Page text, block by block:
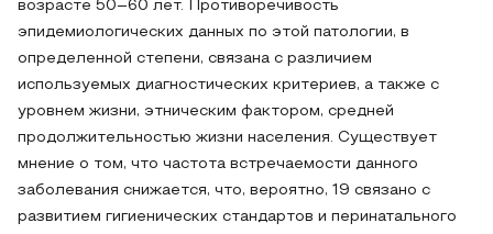
возрасте 50–60 лет. Противоречивость
эпидемиологических данных по этой патологии, в
определенной степени, связана с различием
используемых диагностических критериев, а также с
уровнем жизни, этническим фактором, средней
продолжительностью жизни населения. Существует
мнение о том, что частота встречаемости данного
заболевания снижается, что, вероятно, 19 связано с
развитием гигиенических стандартов и перинатального